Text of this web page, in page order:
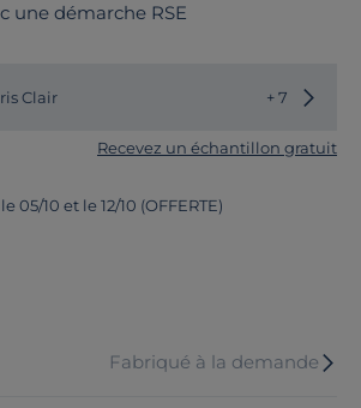
une démarche RSE
Clair + 7
Recevez un échantillon gratuit
05/10 et le 12/10 (OFFERTE)
Fabriqué à la demande